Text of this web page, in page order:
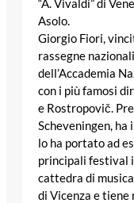
“A. Vivaldi” di
Asolo.
Giorgio Fiori,
rassegne
dell’Accademia
con i più famosi
e Rostropovič.
Scheveningen,
lo ha portato ad
principali festival
cattedra di
di Vicenza e